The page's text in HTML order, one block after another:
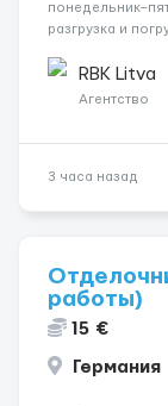
разгрузка и
выполнение
Требования: ...
RBK Litva
Агентство
3 часа назад
работы)
15 €
Германия